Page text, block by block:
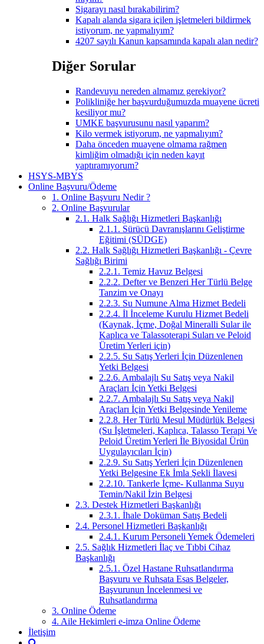
Sigarayı nasıl bırakabilirim?
Kapalı alanda sigara içilen işletmeleri bildirmek
istiyorum, ne yapmalıyım?
4207 sayılı Kanun kapsamında kapalı alan nedir?
Diğer Sorular
Randevuyu nereden almamız gerekiyor?
Polikliniğe her başvurduğumuzda muayene ücreti
kesiliyor mu?
UMKE başvurusunu nasıl yaparım?
Kilo vermek istiyorum, ne yapmalıyım?
Daha önceden muayene olmama rağmen
kimliğim olmadığı için neden kayıt
yaptıramıyorum?
HSYS-MBYS
Online Başvuru/Ödeme
1. Online Başvuru Nedir ?
2. Online Başvurular
2.1. Halk Sağlığı Hizmetleri Başkanlığı
2.1.1. Sürücü Davranışlarını Geliştirme
Eğitimi (SÜDGE)
2.2. Halk Sağlığı Hizmetleri Başkanlığı - Çevre
Sağlığı Birimi
2.2.1. Temiz Havuz Belgesi
2.2.2. Defter ve Benzeri Her Türlü Belge
Tanzim ve Onayı
2.2.3. Su Numune Alma Hizmet Bedeli
2.2.4. İl İnceleme Kurulu Hizmet Bedeli
(Kaynak, İçme, Doğal Mineralli Sular ile
Kaplıca ve Talassoterapi Suları ve Peloid
Üretim Yerleri için)
2.2.5. Su Satış Yerleri İçin Düzenlenen
Yetki Belgesi
2.2.6. Ambalajlı Su Satış veya Nakil
Araçları İçin Yetki Belgesi
2.2.7. Ambalajlı Su Satış veya Nakil
Araçları İçin Yetki Belgesinde Yenileme
2.2.8. Her Türlü Mesul Müdürlük Belgesi
(Su İşletmeleri, Kaplıca, Talasso Terapi Ve
Peloid Üretim Yerleri İle Biyosidal Ürün
Uygulayıcıları İçin)
2.2.9. Su Satış Yerleri İçin Düzenlenen
Yetki Belgesine Ek İmla Şekli İlavesi
2.2.10. Tankerle İçme- Kullanma Suyu
Temin/Nakil İzin Belgesi
2.3. Destek Hizmetleri Başkanlığı
2.3.1. İhale Doküman Satış Bedeli
2.4. Personel Hizmetleri Başkanlığı
2.4.1. Kurum Personeli Yemek Ödemeleri
2.5. Sağlık Hizmetleri İlaç ve Tıbbi Cihaz
Başkanlığı
2.5.1. Özel Hastane Ruhsatlandırma
Başvuru ve Ruhsata Esas Belgeler,
Başvurunun İncelenmesi ve
Ruhsatlandırma
3. Online Ödeme
4. Aile Hekimleri e-imza Online Ödeme
İletişim